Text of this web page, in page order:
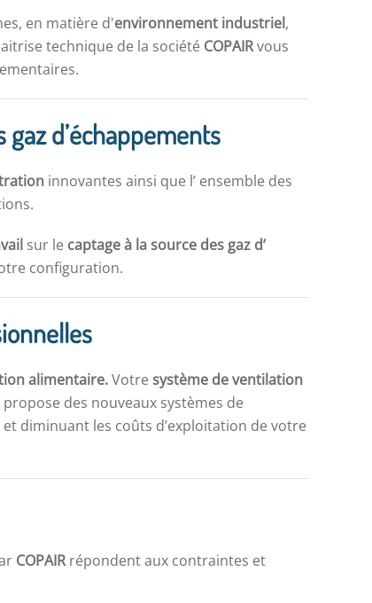
en matière d'environnement industriel,
technique de la société COPAIRvous
gaz d’échappements
innovantes ainsi que l’ ensemble des
sur le captage à la source des gaz d’
configuration.
alimentaire.Votresystème de ventilation
propose des nouveaux systèmes de
diminuant les coûts d’exploitation de votre
COPAIRrépondent aux contraintes et